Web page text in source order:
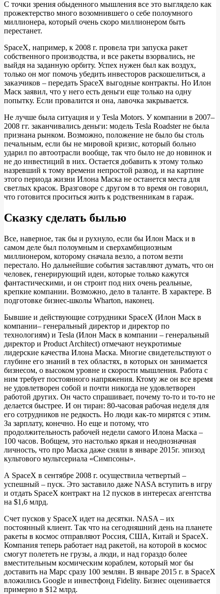
С точки зрения обыденного мышления все это выглядело как
прожектерство много возомнившего о себе полоумного
миллионера, который очень скоро миллионером быть
перестанет.
SpaceX, например, к 2008 г. провела три запуска ракет
собственного производства, и все ракеты взорвались, не
выйдя на заданную орбиту. Успех нужен был как воздух,
только он мог помочь убедить инвесторов раскошелиться, а
заказчиков – передать SpaceX выгодные контракты. Но Илон
Маск заявил, что у него есть деньги еще только на одну
попытку. Если провалится и она, лавочка закрывается.
Не лучше была ситуация и у Tesla Motors. У компании в 2007–
2008 гг. заканчивались деньги: модель Tesla Roadster не была
признана рынком. Возможно, положение не было бы столь
печальным, если бы не мировой кризис, который больно
ударил по автоотрасли вообще, так что было не до новинок и
не до инвестиций в них. Остается добавить к этому только
назревший к тому времени непростой развод, и на картине
этого периода жизни Илона Маска не останется места для
светлых красок. Вразговоре с другом в то время он говорил,
что готовится проситься жить к родственникам в гараж.
Сказку сделать былью
Все, наверное, так бы и рухнуло, если бы Илон Маск и в
самом деле был полоумным и сверхамбициозным
миллионером, которому сначала везло, а потом везти
перестало. Но дальнейшие события заставляют думать, что он
человек, генерирующий идеи, которые только кажутся
фантастическими, и он строит под них очень реальные,
крепкие компании. Возможно, дело в таланте. В характере. В
подготовке бизнес-школы Wharton, наконец.
Бывшие и действующие сотрудники SpaceX (Илон Маск в
компании– генеральный директор и директор по
технологиям) и Tesla (Илон Маск в компании – генеральный
директор и Product Architect) отмечают неукротимые
лидерские качества Илона Маска. Многие свидетельствуют о
глубине его знаний в тех областях, в которых он занимается
бизнесом, о высоком уровне и скорости мышления. Работа с
ним требует постоянного напряжения. Ктому же он все время
не удовлетворен собой и почти никогда не удовлетворен
работой других. Он часто спрашивает, почему то-то и то-то не
делается быстрее. И он тиран: 80-часовая рабочая неделя для
его сотрудников не редкость. Но люди как-то мирятся с этим.
За зарплату, конечно. Но еще и потому, что
продолжительность рабочей недели самого Илона Маска –
100 часов. Вобщем, это настолько яркая и неоднозначная
личность, что про Маска даже сняли в январе 2015г. эпизод
культового мультсериала «Симпсоны».
А SpaceX в сентябре 2008 г. осуществила четвертый –
успешный – пуск. Это заставило даже NASA вступить в игру
и отдать SpaceX контракт на 12 пусков в интересах агентства
на $1,6 млрд.
Счет пусков у SpaceX идет на десятки. NASA – их
постоянный клиент. Так что на сегодняшний день на планете
ракеты в космос отправляют Россия, США, Китай и SpaceX.
Компания теперь работает над ракетой, на которой в космос
смогут полететь не грузы, а люди, и над гораздо более
вместительным космическим кораблем, который мог бы
доставить на Марс сразу 100 землян. В январе 2015 г. в SpaceX
вложились Google и инвестфонд Fidelity. Бизнес оценивается
примерно в $12 млрд.